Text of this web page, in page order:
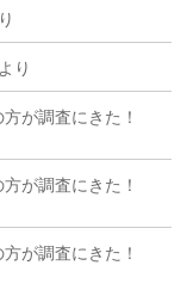
より
が調査にきた！
が調査にきた！
が調査にきた！